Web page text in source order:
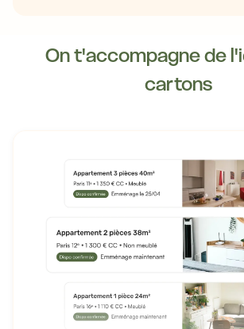
On t'accompagne de
cartons